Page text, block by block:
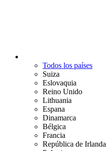
Todos los países
Suiza
Eslovaquia
Reino Unido
Lithuania
Espana
Dinamarca
Bélgica
Francia
República de Irlanda